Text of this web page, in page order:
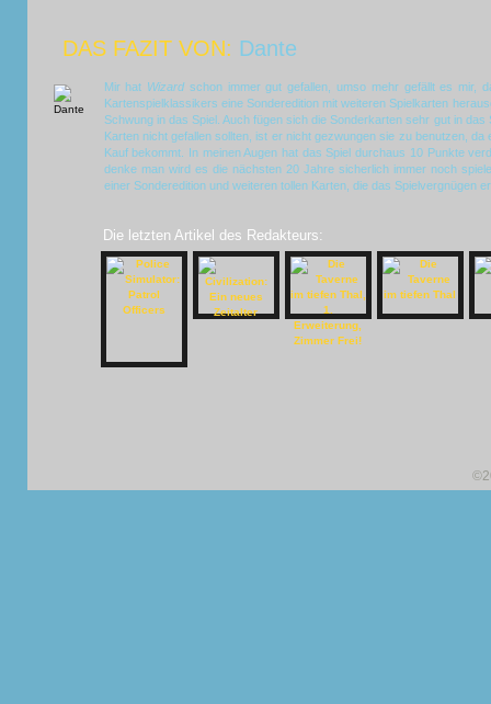
DAS FAZIT VON: Dante
Mir hat Wizard schon immer gut gefallen, umso mehr gefällt es mir,
Kartenspielklassikers eine Sonderedition mit weiteren Spielkarten
Schwung in das Spiel. Auch fügen sich die Sonderkarten sehr gut in das
Karten nicht gefallen sollten, ist er nicht gezwungen sie zu benutzen,
Kauf bekommt. In meinen Augen hat das Spiel durchaus 10 Punkte
denke man wird es die nächsten 20 Jahre sicherlich immer noch
einer Sonderedition und weiteren tollen Karten, die das Spielvergnügen
Die letzten Artikel des Redakteurs: